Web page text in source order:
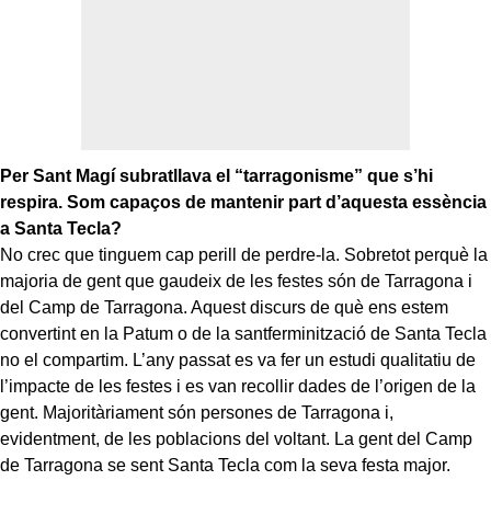
Per Sant Magí subratllava el “tarragonisme” que s’hi
respira. Som capaços de mantenir part d’aquesta essència
a Santa Tecla?
No crec que tinguem cap perill de perdre-la. Sobretot perquè la
majoria de gent que gaudeix de les festes són de Tarragona i
del Camp de Tarragona. Aquest discurs de què ens estem
convertint en la Patum o de la santferminització de Santa Tecla
no el compartim. L’any passat es va fer un estudi qualitatiu de
l’impacte de les festes i es van recollir dades de l’origen de la
gent. Majoritàriament són persones de Tarragona i,
evidentment, de les poblacions del voltant. La gent del Camp
de Tarragona se sent Santa Tecla com la seva festa major.